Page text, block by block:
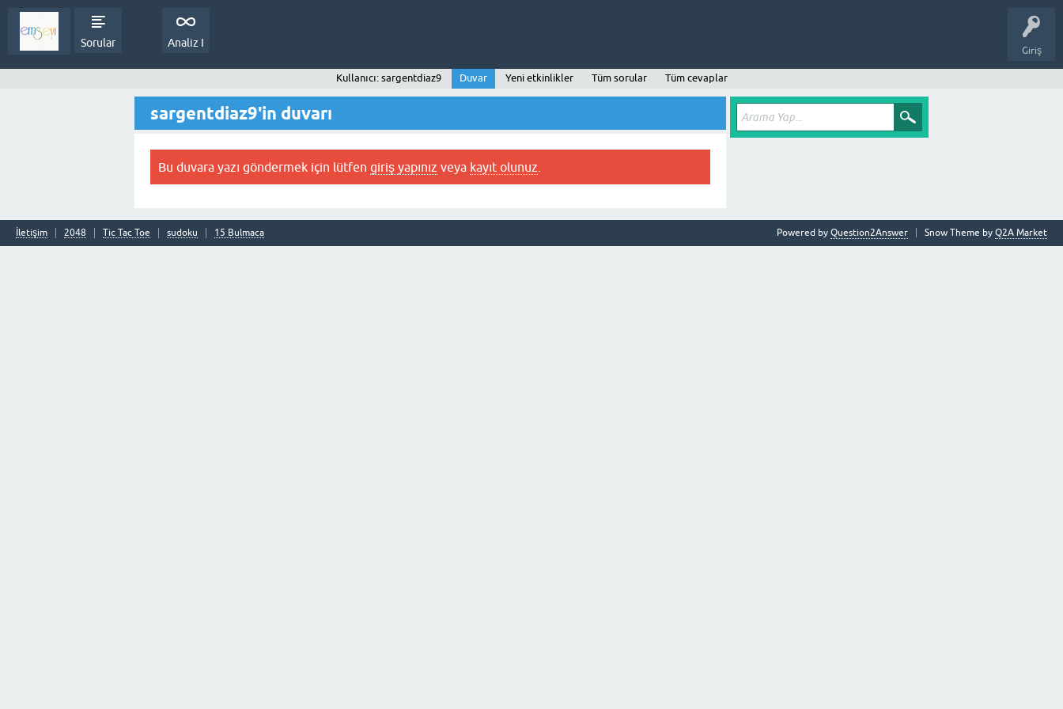
Giriş
Sorular Analiz I
Kullanıcı: sargentdiaz9 Duvar Yeni etkinlikler Tüm sorular Tüm cevaplar
sargentdiaz9'in duvarı
Bu duvara yazı göndermek için lütfen giriş yapınız veya kayıt olunuz
İletişim 2048 Tic Tac Toe sudoku 15 Bulmaca Snow Theme by Q2A Market
Powered by Question2Answer